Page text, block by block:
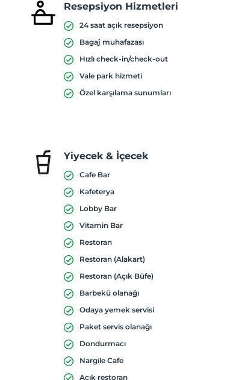
Resepsiyon Hizmetleri
24 saat açık resepsiyon
Bagaj muhafazası
Hızlı check-in/check-out
Vale park hizmeti
Özel karşılama sunumları
Yiyecek & İçecek
Cafe Bar
Kafeterya
Lobby Bar
Vitamin Bar
Restoran
Restoran (Alakart)
Restoran (Açık Büfe)
Barbekü olanağı
Odaya yemek servisi
Paket servis olanağı
Dondurmacı
Nargile Cafe
Açık restoran